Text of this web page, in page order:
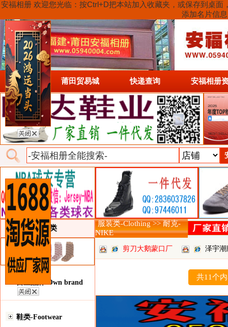
安福相册 欢迎您光临：按Ctrl+D把本站加入收藏夹，或保存到桌
添加名片信
首页 莆田贸易城 快递查询 安福相册
类目详细分类
自主品牌-Own brand
鞋类-Footwear
服装类-Clothing >> 耐克-
NIKE
剪刀大鹅蒙口厂 泽宇
共11个